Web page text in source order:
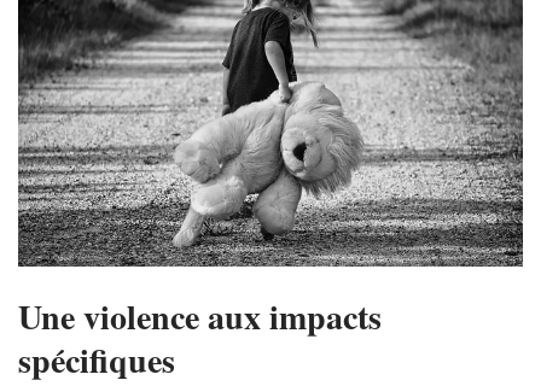
Une violence aux impacts
spécifiques